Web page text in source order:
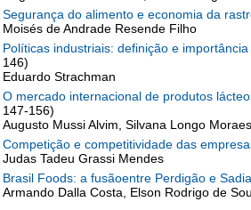
Segurança do alimento e economia da
Moisés de Andrade Resende Filho
Políticas industriais: definição e
146)
Eduardo Strachman
O mercado internacional de produtos
147-156)
Augusto Mussi Alvim, Silvana Longo Moraes
Competição e competitividade das
Judas Tadeu Grassi Mendes
Brasil Foods: a fusãoentre Perdigão e Sadia
Armando Dalla Costa, Elson Rodrigo de